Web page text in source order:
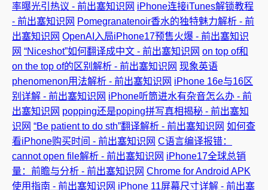
率曝光引热议 - 前出塞知识网 iPhone连接iTunes解锁教程
- 前出塞知识网 Pomegranatenoir香水的独特魅力解析 - 前
出塞知识网 OpenAI入局iPhone17预售火爆 - 前出塞知识
网 “Niceshot”如何翻译成中文 - 前出塞知识网 on top of和
on the top of的区别解析 - 前出塞知识网 现象英语
phenomenon用法解析 - 前出塞知识网 iPhone 16e与16区
别详解 - 前出塞知识网 iPhone听筒进水有杂音怎么办 - 前
出塞知识网 popping还是poping拼写真相揭秘 - 前出塞知
识网 “Be patient to do sth”翻译解析 - 前出塞知识网 如何查
看iPhone购买时间 - 前出塞知识网 C语言编译报错：
cannot open file解析 - 前出塞知识网 iPhone17全球总销
量：前瞻与分析 - 前出塞知识网 Chrome for Android APK
使用指南 - 前出塞知识网 iPhone 11屏幕尺寸详解 - 前出塞